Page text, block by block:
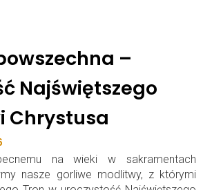
–
Najświętszego
Chrystusa
na wieki w sakramentach
nasze gorliwe modlitwy, z którymi